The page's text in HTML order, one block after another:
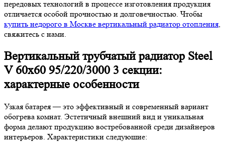
передовых технологий в процессе изготовления продукция
отличается особой прочностью и долговечностью. Чтобы
купить недорого в Москве вертикальный радиатор отопления
свяжитесь с нами.
Вертикальный трубчатый радиатор Steel
V 60х60 95/220/3000 3 секции:
характерные особенности
Узкая батарея — это эффективный и современный вариант
обогрева комнат. Эстетичный внешний вид и уникальная
форма делают продукцию востребованной среди дизайнеров
интерьеров. Характеристики следуюшие: